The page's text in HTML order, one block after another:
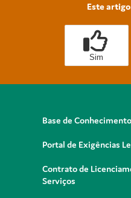
Este
Sim
Base de Conhecimento
Portal de Exigências
Contrato de
Serviços